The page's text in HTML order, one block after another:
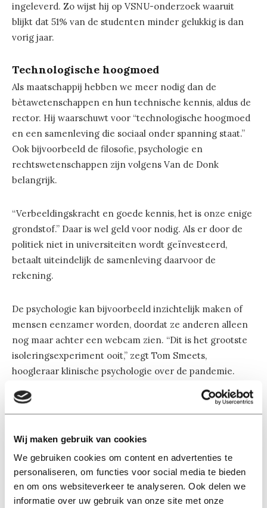
Wij maken gebruik van cookies
We gebruiken cookies om content en advertenties te
personaliseren, om functies voor social media te bieden
en om ons websiteverkeer te analyseren. Ook delen we
informatie over uw gebruik van onze site met onze
ingeleverd. Zo wijst hij op VSNU-onderzoek waaruit
blijkt dat 51% van de studenten minder gelukkig is dan
vorig jaar.
Technologische hoogmoed
Als maatschappij hebben we meer nodig dan de
bètawetenschappen en hun technische kennis, aldus de
rector. Hij waarschuwt voor “technologische hoogmoed
en een samenleving die sociaal onder spanning staat.”
Ook bijvoorbeeld de filosofie, psychologie en
rechtswetenschappen zijn volgens Van de Donk
belangrijk.
“Verbeeldingskracht en goede kennis, het is onze enige
grondstof.” Daar is wel geld voor nodig. Als er door de
politiek niet in universiteiten wordt geïnvesteerd,
betaalt uiteindelijk de samenleving daarvoor de
rekening.
De psychologie kan bijvoorbeeld inzichtelijk maken of
mensen eenzamer worden, doordat ze anderen alleen
nog maar achter een webcam zien. “Dit is het grootste
isoleringsexperiment ooit,” zegt Tom Smeets,
hoogleraar klinische psychologie over de pandemie.
Ter gelegenheid van het vijftigjarige bestaan van het
Wat doet het eigenlijk met mensen als ze overspoeld
dodenaantallen? “Angst kan menselijk gedrag
beïnvloeden.”